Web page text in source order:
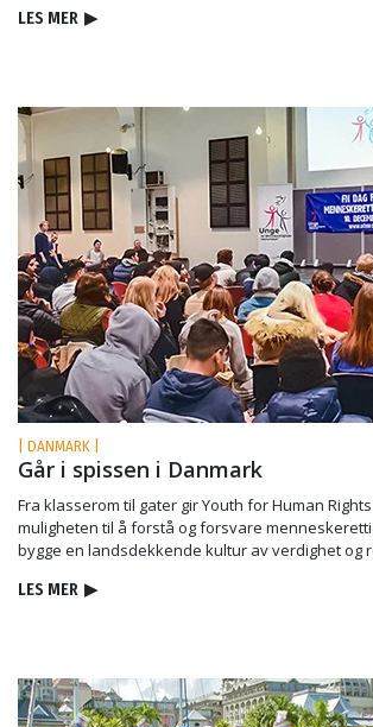
LES MER ▶
| DANMARK |
Går i spissen i Danmark
Fra klasserom til gater gir Youth for Human
muligheten til å forstå og forsvare
bygge en landsdekkende kultur av verdighet og
LES MER ▶